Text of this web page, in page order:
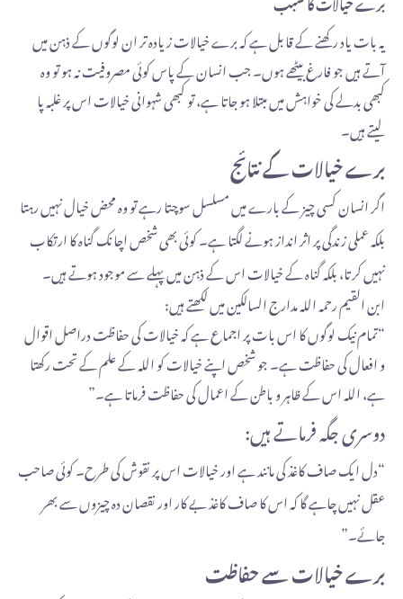
یہ بات یاد رکھنے کے قابل ہے کہ برے خیالات زیادہ تر ان لوگوں کے ذہن میں
آتے ہیں جو فارغ بیٹھے ہوں۔ جب انسان کے پاس کوئی مصروفیت نہ ہو تو وہ
کبھی بدلے کی خواہش میں مبتلا ہو جاتا ہے، تو کبھی شہوانی خیالات اس پر غلبہ پا
لیتے ہیں۔
برے خیالات کے نتائج
اگر انسان کسی چیز کے بارے میں مسلسل سوچتا رہے تو وہ محض خیال نہیں رہتا
بلکہ عملی زندگی پر اثر انداز ہونے لگتا ہے۔ کوئی بھی شخص اچانک گناہ کا ارتکاب
نہیں کرتا، بلکہ گناہ کے خیالات اس کے ذہن میں پہلے سے موجود ہوتے ہیں۔
ابن القیم رحمہ اللہ مدارج السالکین میں لکھتے ہیں:
“تمام نیک لوگوں کا اس بات پر اجماع ہے کہ خیالات کی حفاظت دراصل اقوال
و افعال کی حفاظت ہے۔ جو شخص اپنے خیالات کو اللہ کے علم کے تحت رکھتا
ہے، اللہ اس کے ظاہر و باطن کے اعمال کی حفاظت فرماتا ہے۔”
دوسری جگہ فرماتے ہیں:
“دل ایک صاف کاغذ کی مانند ہے اور خیالات اس پر نقوش کی طرح۔ کوئی صاحب
عقل نہیں چاہے گا کہ اس کا صاف کاغذ بے کار اور نقصان دہ چیزوں سے بھر
جائے۔”
برے خیالات سے حفاظت